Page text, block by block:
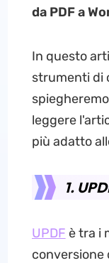
da PDF a
In questo
strumenti di
leggere
più adatto
1.
UPDF è tra i
conversione